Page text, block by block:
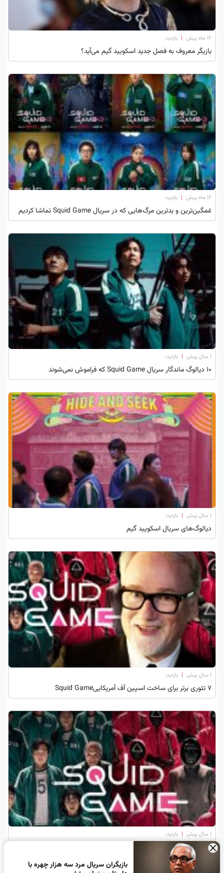
۱۲ ماه پیش | بازدید:
بازیگر معروف به فصل جدید اسکویید گیم می‌آید؟
۱۲ ماه پیش | بازدید:
غمگین‌ترین و بدترین مرگ‌هایی که در سریال Squid Game تماشا کردیم
۱ سال پیش | بازدید:
۱۰ دیالوگ ماندگار سریال Squid Game که فراموش نمی‌شوند
۱ سال پیش | بازدید:
دیالوگ‌های سریال اسکویید گیم
۱ سال پیش | بازدید:
۷ تئوری برتر برای ساخت اسپین آف آمریکاییSquid Game
۱ سال پیش | بازدید:
Squid Game محبوب‌ترین سریال نیمه اول ۲۰۲۵×
بازیگران سریال مرد سه هزار چهره با